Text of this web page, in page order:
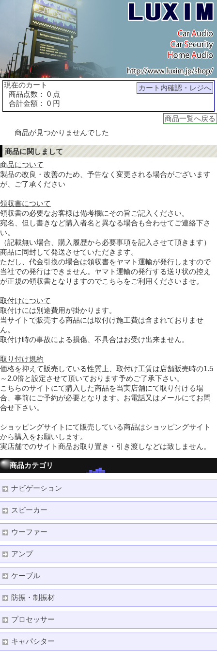
カート内確認・レジへ
現在のカート
商品点数： 0 点
合計金額： 0 円
商品一覧へ戻る
商品が見つかりませんでした
商品に関しまして
商品について
製品の改良・改善のため、予告なく変更される場合がございます
が、ご了承ください
領収書について
領収書の必要なお客様は備考欄にその旨ご記入ください。
宛名、但し書きなど購入者名と異なる場合も合わせてご連絡下さ
い。
（記載無い場合、購入履歴から必要事項を記入させて頂きます）
商品に同封して発送させていただきます。
ただし、代金引換の場合は領収書をヤマト運輸が発行しますので
当社での発行はできません。ヤマト運輸の発行する送り状の控え
が正規の領収書となりますのでこちらをご利用くださいませ。
取付けについて
取付けには別途費用が掛かります。
当サイトで販売する商品には取付け施工費は含まれておりませ
ん。
取付け時の事故による損傷、不具合はお受け出来ません。
取り付け規約
価格を抑えて販売している性質上、取付け工賃は店舗販売時の1.5
～2.0倍と設定させて頂いております予めご了承下さい。
こちらのサイトにて購入した商品を当実店舗にて取り付ける場
合、事前にご予約が必要となります。お電話又はメールにてお問
合せ下さい。
ショッピングサイトにて販売している商品はショッピングサイト
から購入をお願いします。
実店舗でのサイト商品お取り置き・引き渡しなどは致しません。
商品カテゴリ
ナビゲーション
スピーカー
ウーファー
アンプ
ケーブル
防振・制振材
プロセッサー
キャパシター